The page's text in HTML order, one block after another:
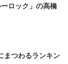
ロック」の高橋
まつわるランキン